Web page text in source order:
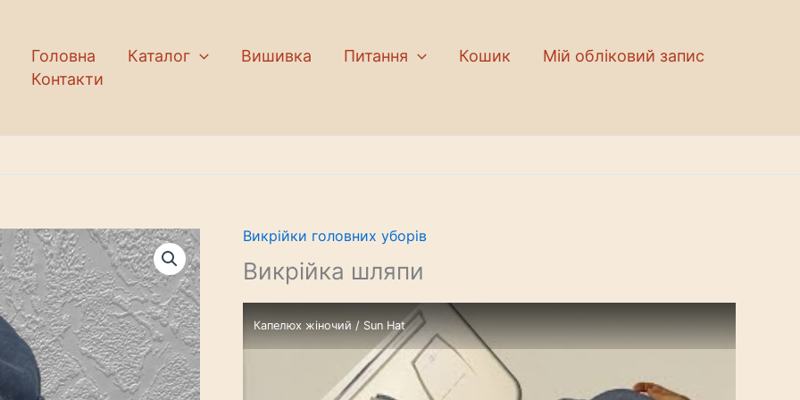
Головна Каталог Вишивка Питання Кошик
Мій обліковий запис
Контакти
Викрійки головних уборів
Викрійка шляпи
Капелюх жіночий / Sun Hat